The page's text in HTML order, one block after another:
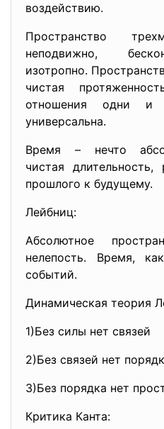
воздействию.
Пространство
неподвижно,
изотропно.
чистая
отношения одни и
универсальна.
Время – нечто
чистая
прошлого к будущему.
Лейбниц:
Абсолютное
нелепость. Время,
событий.
Динамическая теория
1)Без силы нет связей
2)Без связей нет
3)Без порядка нет
Критика Канта: